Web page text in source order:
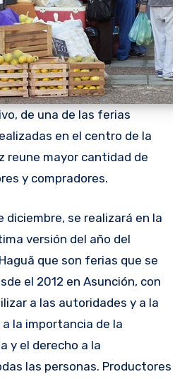
de una de las ferias
en el centro de la
reune mayor cantidad de
y compradores.
versión del año del
que son ferias que se
el 2012 en Asunción, con
a las autoridades y a la
la importancia de la
y el derecho a la
las personas. Productores